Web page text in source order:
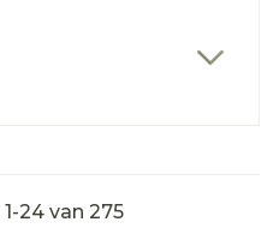
1-24van 275